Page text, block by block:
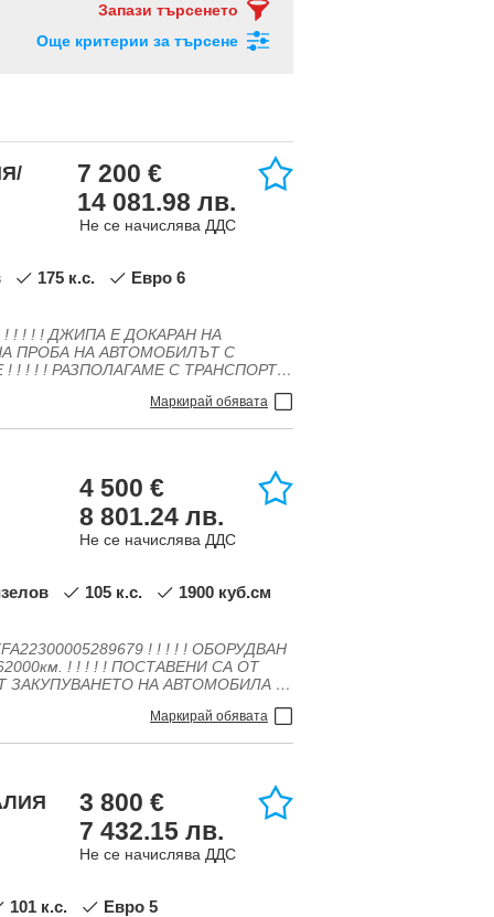
Запази търсенето
Още критерии за търсене
7 200 €
14 081.98 лв.
Не се начислява ДДС
175 к.с.
Евро 6
Auto, Bluetooth \ handsfree
система, Бордкомпютър,
възглавници - Странични,
за стабилизиране,
волан, Навигация, Нов внос,
Серво усилвател на волана,
фарове, Централно заключване
Маркирай обявата
4 500 €
8 801.24 лв.
Не се начислява ДДС
105 к.с.
1900 куб.см
Маркирай обявата
3 800 €
7 432.15 лв.
Не се начислява ДДС
101 к.с.
Евро 5